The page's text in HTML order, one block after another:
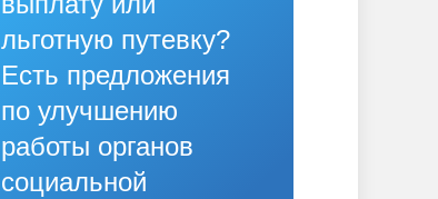
льготную путевку?
Есть предложения
по улучшению
работы органов
социальной